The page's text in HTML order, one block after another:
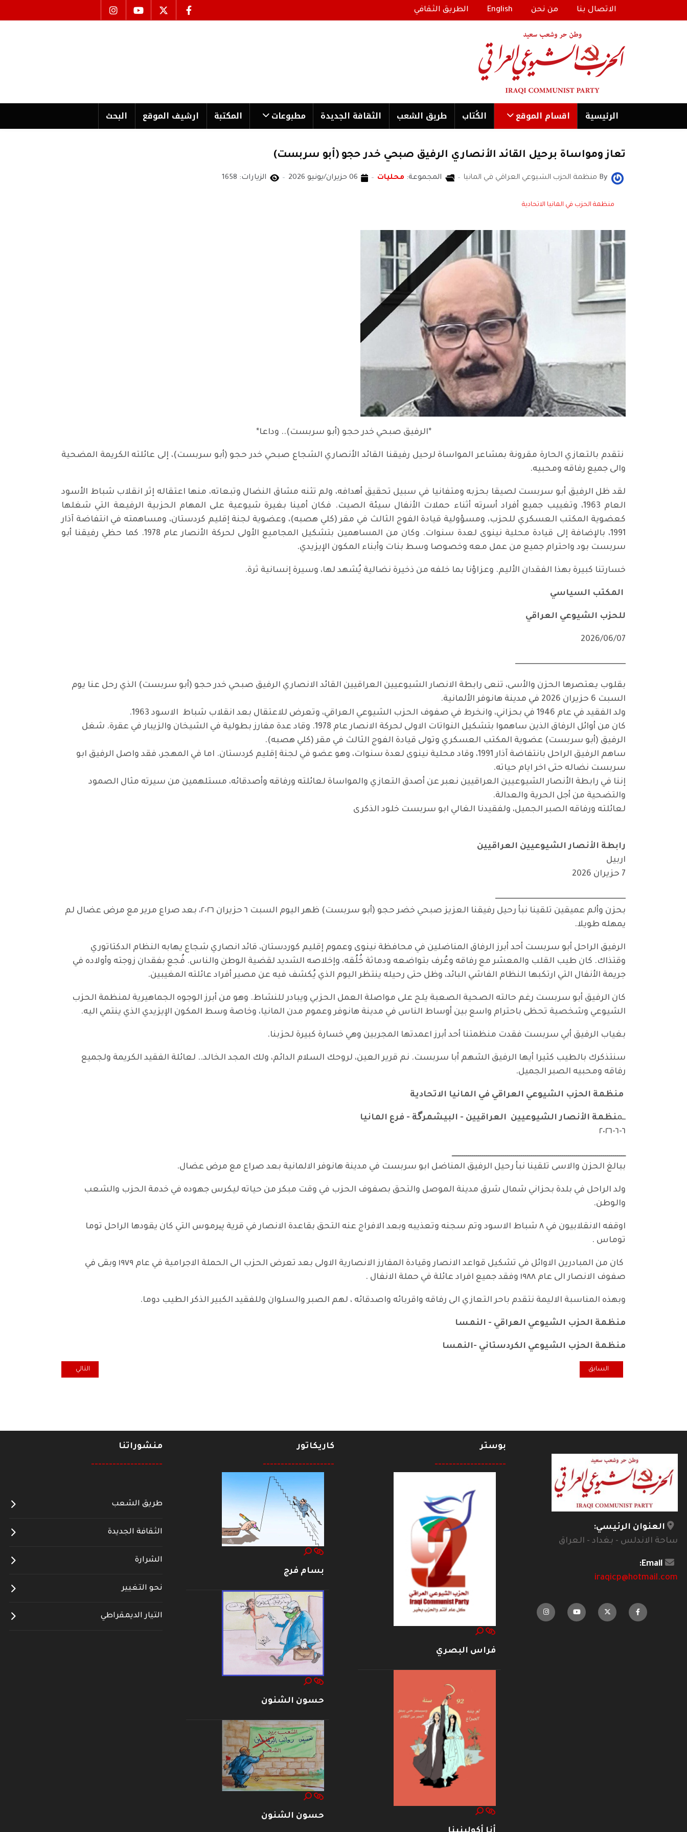
الاتصال بنا من نحن English الطريق الثقافي
الرئیسية اقسام الموقع الكُتاب طریق الشعب الثقافة الجدیدة مطبوعات المكتبة ارشیف الموقع البحث
تعاز ومواساة برحيل القائد الأنصاري الرفيق صبحي خدر حجو (أبو سربست)
By منظمة الحزب الشيوعي العراقي في المانيا المجموعة: محليات 06 حزيران/يونيو 2026 الزيارات: 1658
منظمة الحزب في المانيا الاتحادية
*الرفيق صبحي خدر حجو (أبو سربست).. وداعا*
نتقدم بالتعازي الحارة مقرونة بمشاعر المواساة لرحيل رفيقنا القائد الأنصاري الشجاع صبحي خدر حجو (أبو سربست)، إلى عائلته الكريمة المضحية
والى جميع رفاقه ومحبيه.
لقد ظل الرفيق أبو سربست لصيقا بحزبه ومتفانيا في سبيل تحقيق أهدافه، ولم تثنه مشاق النضال وتبعاته، منها اعتقاله إثر انقلاب شباط الأسود
العام 1963، وتغييب جميع أفراد أسرته أثناء حملات الأنفال سيئة الصيت. فكان أمينا بغيرة شيوعية على المهام الحزبية الرفيعة التي شغلها
كعضوية المكتب العسكري للحزب، ومسؤولية قيادة الفوج الثالث في مقر (كلي هصبه)، وعضوية لجنة إقليم كردستان، ومساهمته في انتفاضة آذار
1991، بالإضافة إلى قيادة محلية نينوى لعدة سنوات. وكان من المساهمين بتشكيل المجاميع الأولى لحركة الأنصار عام 1978. كما حظي رفيقنا أبو
سربست بود واحترام جميع من عمل معه وخصوصا وسط بنات وأبناء المكون الإيزيدي.
خسارتنا كبيرة بهذا الفقدان الأليم. وعزاؤنا بما خلفه من ذخيرة نضالية يُشهد لها، وسيرة إنسانية ثرة.
المكتب السياسي
للحزب الشيوعي العراقي
ــــــــــــــــــــــــــــــــــــــــــــــــــــــــــــــــــــــــ
بقلوب يعتصرها الحزن والأسى، تنعى رابطة الانصار الشيوعيين العراقيين القائد الانصاري الرفيق صبحي خدر حجو (أبو سربست) الذي رحل عنا يوم
السبت 6 حزيران 2026 في مدينة هانوفر الألمانية.
ولد الفقيد في عام 1946 في بحزاني، وانخرط في صفوف الحزب الشيوعي العراقي، وتعرض للاعتقال بعد انقلاب شباط الاسود 1963.
كان من أوائل الرفاق الذين ساهموا بتشكيل النواتات الاولى لحركة الانصار عام 1978. وقاد عدة مفارز بطولية في الشيخان والزيبار في عقرة. شغل
الرفيق (أبو سربست) عضوية المكتب العسكري وتولى قيادة الفوج الثالث في مقر (كلي هصبه).
ساهم الرفيق الراحل بانتفاضة آذار 1991، وقاد محلية نينوى لعدة سنوات، وهو عضو في لجنة إقليم كردستان. اما في المهجر، فقد واصل الرفيق ابو
سربست نضاله حتى اخر ايام حياته.
إننا في رابطة الأنصار الشيوعيين العراقيين نعبر عن أصدق التعازي والمواساة لعائلته ورفاقه وأصدقائه، مستلهمين من سيرته مثال الصمود
والتضحية من أجل الحرية والعدالة.
لعائلته ورفاقه الصبر الجميل، ولفقيدنا الغالي ابو سربست خلود الذكرى
رابطة الأنصار الشيوعيين العراقيين
اربيل
7 حزيران 2026
ـــــــــــــــــــــــــــــــــــــــــــــــــــــــــــــــــــــــــــــــــــــ
بحزن وألم عميقين تلقينا نبأ رحيل رفيقنا العزيز صبحي خضر حجو (أبو سربست) ظهر اليوم السبت ٦ حزيران ٢٠٢٦، بعد صراع مرير مع مرض عضال لم
يمهله طويلا.
الرفيق الراحل أبو سربست أحد أبرز الرفاق المناضلين في محافظة نينوى وعموم إقليم كوردستان، قائد انصاري شجاع يهابه النظام الدكتاتوري
وقتذاك. كان طيب القلب والمعشر مع رفاقه وعُرف بتواضعه ودماثة خُلُقه، وإخلاصه الشديد لقضية الوطن والناس. فُجع بفقدان زوجته وأولاده في
جريمة الأنفال التي ارتكبها النظام الفاشي البائد، وظل حتى رحيله ينتظر اليوم الذي يُكشف فيه عن مصير أفراد عائلته المغيبين.
كان الرفيق أبو سربست رغم حالته الصحية الصعبة يلح على مواصلة العمل الحزبي ويبادر للنشاط. وهو من أبرز الوجوه الجماهيرية لمنظمة الحزب
الشيوعي وشخصية تحظى باحترام واسع بين أوساط الناس في مدينة هانوفر وعموم مدن المانيا، وخاصة وسط المكون الإيزيدي الذي ينتمي اليه.
بغياب الرفيق أبي سربست فقدت منظمتنا أحد أبرز اعمدتها المجربين وهي خسارة كبيرة لحزبنا.
سنتذكرك بالطيب كثيرا أيها الرفيق الشهم أبا سربست. نم قرير العين، لروحك السلام الدائم، ولك المجد الخالد.. لعائلة الفقيد الكريمة ولجميع
رفاقه ومحبيه الصبر الجميل.
منظمة الحزب الشيوعي العراقي في المانيا الاتحادية
ــمنظمة الأنصار الشيوعيين العراقيين - البيشمرگة - فرع المانيا
٦-٦-٢٠٢٦
ـــــــــــــــــــــــــــــــــــــــــــــــــــــــــــــــــــــــــــــــــــــ
ببالغ الحزن والاسى تلقينا نبأ رحيل الرفيق المناضل ابو سربست في مدينة هانوفر الالمانية بعد صراع مع مرض عضال.
ولد الراحل في بلدة بحزاني شمال شرق مدينة الموصل والتحق بصفوف الحزب في وقت مبكر من حياته ليكرس جهوده في خدمة الحزب والشعب
والوطن.
اوقفه الانقلابيون في ٨ شباط الاسود وتم سجنه وتعذيبه وبعد الافراج عنه التحق بقاعدة الانصار في قرية پیرموس التي كان يقودها الراحل توما
توماس .
كان من المبادرين الاوائل في تشكيل قواعد الانصار وقيادة المفارز الانصارية الاولى بعد تعرض الحزب الى الحملة الاجرامية في عام ١٩٧٩ وبقى في
صفوف الانصار الى عام ١٩٨٨ وفقد جميع افراد عائلة في حملة الانفال .
وبهذه المناسبة الاليمة نتقدم باحر التعازي الى رفاقه واقربائه واصدقائه ، لهم الصبر والسلوان وللفقيد الكبير الذكر الطيب دوما.
منظمة الحزب الشيوعي العراقي - النمسا
منظمة الحزب الشيوعي الكردستاني -النمسا
المقال السابق: تعاز ومواساة برحيل السيدة سميعة الحيدر (أم مي)، رفيقة درب الشهيد ستار خضير
السابق المقال التالي: الرفيق ماهر خضير
التالي
العنوان الرئيسي:
ساحة الاندلس - بغداد - العراق
Email:
iraqicp@hotmail.com
بوستر
--------------------
فراس البصري
كاريكاتور
--------------------
بسام فرج
حسون الشنون
حسون الشنون
منشوراتنا
--------------------
طريق الشعب
الثقافة الجديدة
الشرارة
نحو التغيير
التيار الديمقراطي